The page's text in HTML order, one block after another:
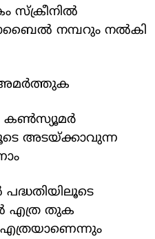
സ്‌ക്രീനില്‍
നമ്പറും നല്‍കി
അമര്‍ത്തുക
കണ്‍സ്യൂമര്‍
അടയ്ക്കാവുന്ന
പദ്ധതിയിലൂടെ
എത്ര തുക
എത്രയാണെന്നും